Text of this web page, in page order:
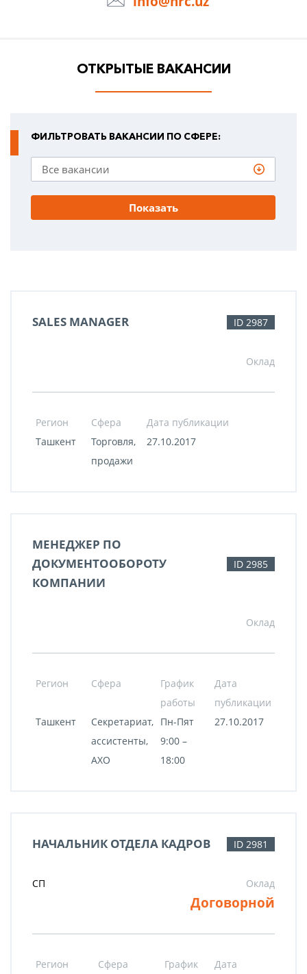
ОТКРЫТЫЕ ВАКАНСИИ
ФИЛЬТРОВАТЬ ВАКАНСИИ ПО СФЕРЕ:
Показать
SALES MANAGER ID 2987
Оклад
Регион Сфера
Дата публикации
Ташкент
Торговля,
продажи
27.10.2017
МЕНЕДЖЕР ПО
ДОКУМЕНТООБОРОТУ
КОМПАНИИ
ID 2985
Оклад
Регион Сфера
График
работы
Дата
публикации
Ташкент
Секретариат,
ассистенты,
АХО
Пн-Пят
9:00 –
18:00
27.10.2017
НАЧАЛЬНИК ОТДЕЛА КАДРОВ ID 2981
СП Оклад
Договорной
Регион Сфера
График
Дата